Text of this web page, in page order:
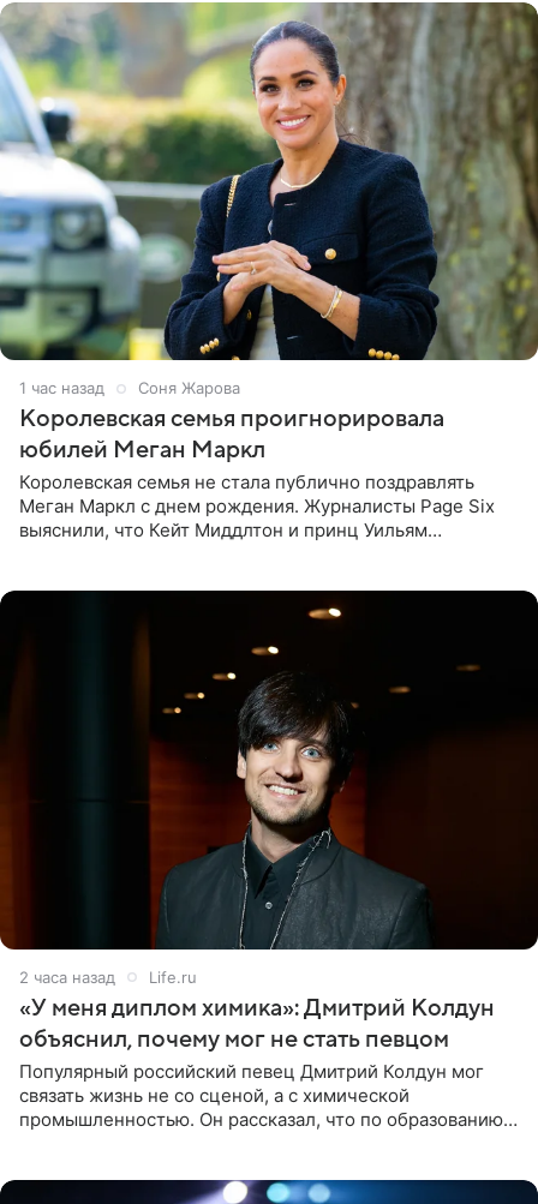
1 час назад Соня Жарова
Королевская семья проигнорировала
юбилей Меган Маркл
Королевская семья не стала публично поздравлять
Меган Маркл с днем рождения. Журналисты Page Six
выяснили, что Кейт Миддлтон и принц Уильям
2 часа назад Life.ru
«У меня диплом химика»: Дмитрий Колдун
объяснил, почему мог не стать певцом
Популярный российский певец Дмитрий Колдун мог
связать жизнь не со сценой, а с химической
промышленностью. Он рассказал, что по образованию